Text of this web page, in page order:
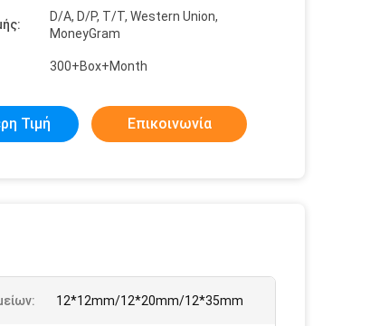
D/A, D/P, T/T, Western Union,
MoneyGram
300+Box+Month
Τιμή Επικοινωνία
12*12mm/12*20mm/12*35mm